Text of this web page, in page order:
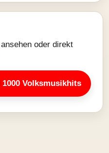
ansehen oder direkt
Volksmusikhits